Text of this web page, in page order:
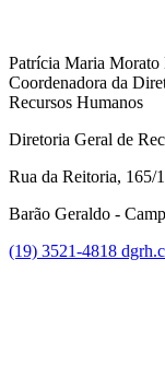
Patrícia Maria Morato
Coordenadora da
Recursos Humanos
Diretoria Geral de
Rua da Reitoria, 165/
Barão Geraldo -
(19) 3521-4818